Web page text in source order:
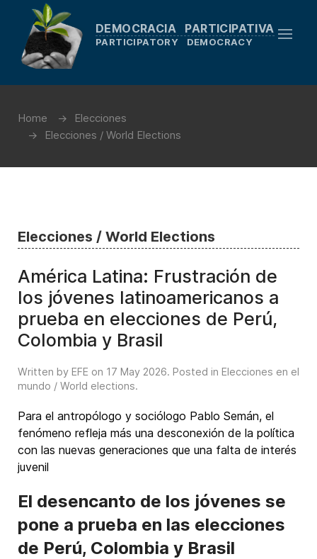
DEMOCRACIA PARTICIPATIVA
PARTICIPATORY DEMOCRACY
Home
Elecciones
Elecciones / World Elections
Elecciones / World Elections
América Latina: Frustración de
los jóvenes latinoamericanos a
prueba en elecciones de Perú,
Colombia y Brasil
Written by EFE on 17 May 2026. Posted in Elecciones en el
mundo / World elections.
Para el antropólogo y sociólogo Pablo Semán, el
fenómeno refleja más una desconexión de la política
con las nuevas generaciones que una falta de interés
juvenil
El desencanto de los jóvenes se
pone a prueba en las elecciones
de Perú, Colombia y Brasil